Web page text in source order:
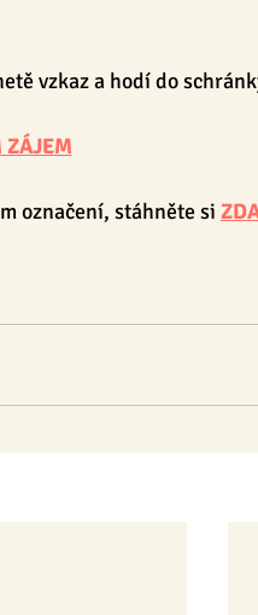
vzkaz a hodí do
ZÁJEM
označení, stáhněte si